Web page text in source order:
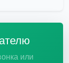
или